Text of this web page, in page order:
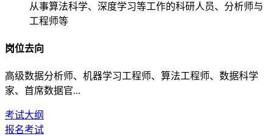
从事算法科学、深度学习等工作的科研人员、分析师与
工程师等
岗位去向
高级数据分析师、机器学习工程师、算法工程师、数据科学
家、首席数据官...
考试大纲
报名考试